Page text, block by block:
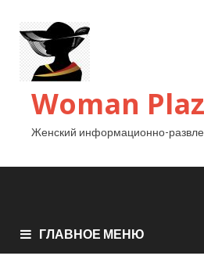
Woman
Женский информационно-
ГЛАВНОЕ МЕНЮ